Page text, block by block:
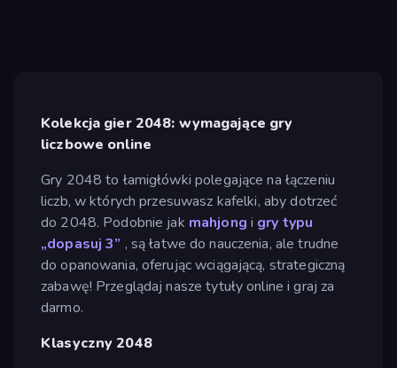
Kolekcja gier 2048: wymagające gry
liczbowe online
Gry 2048 to łamigłówki polegające na łączeniu
liczb, w których przesuwasz kafelki, aby dotrzeć
do 2048. Podobnie jak mahjong i gry typu
„dopasuj 3” , są łatwe do nauczenia, ale trudne
do opanowania, oferując wciągającą, strategiczną
zabawę! Przeglądaj nasze tytuły online i graj za
darmo.
Klasyczny 2048